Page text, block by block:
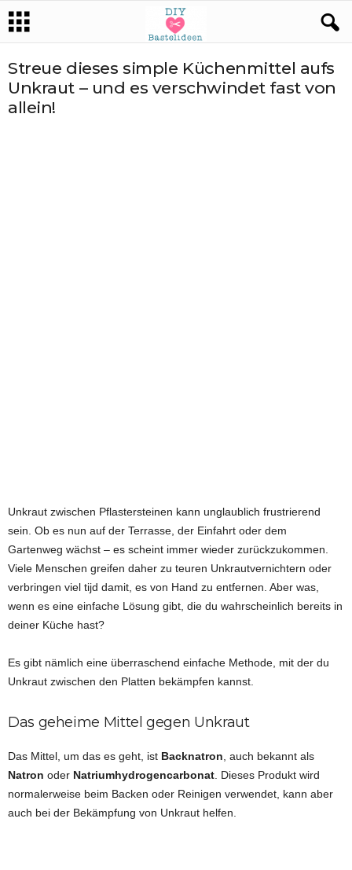
Streue dieses simple Küchenmittel aufs
Unkraut – und es verschwindet fast von
allein!
Unkraut zwischen Pflastersteinen kann unglaublich frustrierend
sein. Ob es nun auf der Terrasse, der Einfahrt oder dem
Gartenweg wächst – es scheint immer wieder zurückzukommen.
Viele Menschen greifen daher zu teuren Unkrautvernichtern oder
verbringen viel tijd damit, es von Hand zu entfernen. Aber was,
wenn es eine einfache Lösung gibt, die du wahrscheinlich bereits in
deiner Küche hast?
Es gibt nämlich eine überraschend einfache Methode, mit der du
Unkraut zwischen den Platten bekämpfen kannst.
Das geheime Mittel gegen Unkraut
Das Mittel, um das es geht, ist Backnatron , auch bekannt als
Natron oder Natriumhydrogencarbonat . Dieses Produkt wird
normalerweise beim Backen oder Reinigen verwendet, kann aber
auch bei der Bekämpfung von Unkraut helfen.